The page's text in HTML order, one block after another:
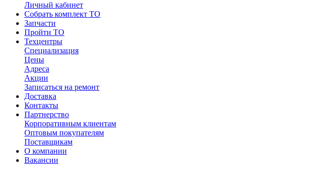
Личный кабинет
Собрать комплект ТО
Запчасти
Пройти ТО
Техцентры
Специализация
Цены
Адреса
Акции
Записаться на ремонт
Доставка
Контакты
Партнерство
Корпоративным клиентам
Оптовым покупателям
Поставщикам
О компании
Вакансии